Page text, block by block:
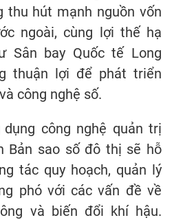
thu hút mạnh nguồn vốn
ngoài, cùng lợi thế hạ
Sân bay Quốc tế Long
thuận lợi để phát triển
công nghệ số.
công nghệ quản trị
Bản sao số đô thị sẽ hỗ
tác quy hoạch, quản lý
phó với các vấn đề về
và biến đổi khí hậu.